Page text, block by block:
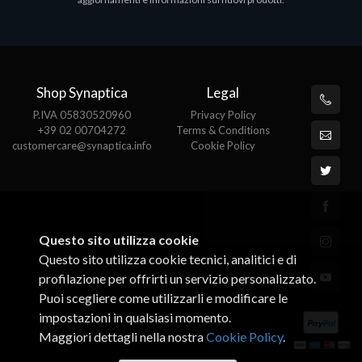
Shop Synaptica
P.IVA 05830520960
+39 02 00704272
customercare@synaptica.info
Legal
Privacy Policy
Terms & Conditions
Cookie Policy
Questo sito utilizza cookie
Questo sito utilizza cookie tecnici, analitici e di
profilazione per offrirti un servizio personalizzato.
Puoi scegliere come utilizzarli e modificare le
impostazioni in qualsiasi momento.
Maggiori dettagli nella nostraCookie Policy.